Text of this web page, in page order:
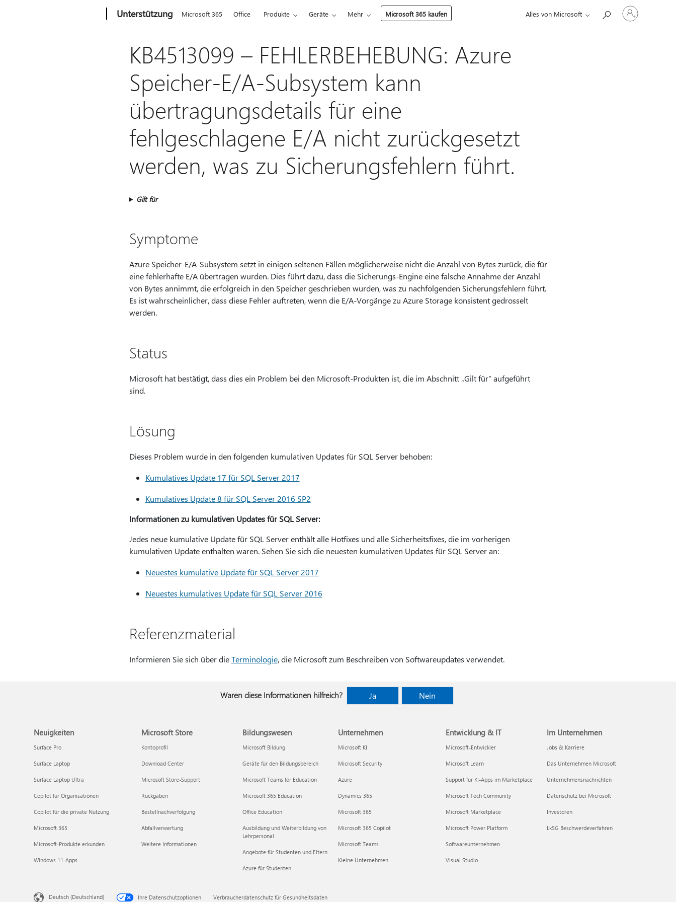
Unterstützung Microsoft 365 Office Produkte Geräte Mehr Microsoft 365 kaufen Alles von Microsoft
Bei
Ihrem
Konto
KB4513099 – FEHLERBEHEBUNG: Azure
Speicher-E/A-Subsystem kann
übertragungsdetails für eine
fehlgeschlagene E/A nicht zurückgesetzt
werden, was zu Sicherungsfehlern führt.
Gilt für
Symptome
Azure Speicher-E/A-Subsystem setzt in einigen seltenen Fällen möglicherweise nicht die Anzahl von Bytes zurück, die für
eine fehlerhafte E/A übertragen wurden. Dies führt dazu, dass die Sicherungs-Engine eine falsche Annahme der Anzahl
von Bytes annimmt, die erfolgreich in den Speicher geschrieben wurden, was zu nachfolgenden Sicherungsfehlern führt.
Es ist wahrscheinlicher, dass diese Fehler auftreten, wenn die E/A-Vorgänge zu Azure Storage konsistent gedrosselt
werden.
Status
Microsoft hat bestätigt, dass dies ein Problem bei den Microsoft-Produkten ist, die im Abschnitt „Gilt für“ aufgeführt
sind.
Lösung
Dieses Problem wurde in den folgenden kumulativen Updates für SQL Server behoben:
Kumulatives Update 17 für SQL Server 2017
Kumulatives Update 8 für SQL Server 2016 SP2
Informationen zu kumulativen Updates für SQL Server:
Jedes neue kumulative Update für SQL Server enthält alle Hotfixes und alle Sicherheitsfixes, die im vorherigen
kumulativen Update enthalten waren. Sehen Sie sich die neuesten kumulativen Updates für SQL Server an:
Neuestes kumulative Update für SQL Server 2017
Neuestes kumulatives Update für SQL Server 2016
Referenzmaterial
Informieren Sie sich über dieTerminologie, die Microsoft zum Beschreiben von Softwareupdates verwendet.
Waren diese Informationen hilfreich? Ja Nein
Neuigkeiten
Surface Pro
Surface Laptop
Surface Laptop Ultra
Copilot für Organisationen
Copilot für die private Nutzung
Microsoft 365
Microsoft-Produkte erkunden
Windows 11-Apps
Microsoft Store
Kontoprofil
Download Center
Microsoft Store-Support
Rückgaben
Bestellnachverfolgung
Abfallverwertung
Weitere Informationen
Bildungswesen
Microsoft Bildung
Geräte für den Bildungsbereich
Microsoft Teams for Education
Microsoft 365 Education
Office Education
Ausbildung und Weiterbildung von
Lehrpersonal
Angebote für Studenten und Eltern
Azure für Studenten
Unternehmen
Microsoft KI
Microsoft Security
Azure
Dynamics 365
Microsoft 365
Microsoft 365 Copilot
Microsoft Teams
Kleine Unternehmen
Entwicklung & IT
Microsoft-Entwickler
Microsoft Learn
Support für KI-Apps im Marketplace
Microsoft Tech Community
Microsoft Marketplace
Microsoft Power Platform
Softwareunternehmen
Visual Studio
Im Unternehmen
Jobs & Karriere
Das Unternehmen Microsoft
Unternehmensnachrichten
Datenschutz bei Microsoft
Investoren
LkSG Beschwerdeverfahren
Deutsch (Deutschland) Ihre Datenschutzoptionen Verbraucherdatenschutz für Gesundheitsdaten